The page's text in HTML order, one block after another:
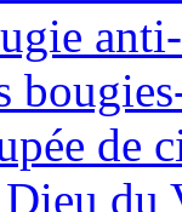
de
du